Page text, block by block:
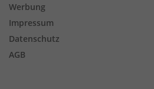
Werbung
Impressum
Datenschutz
AGB